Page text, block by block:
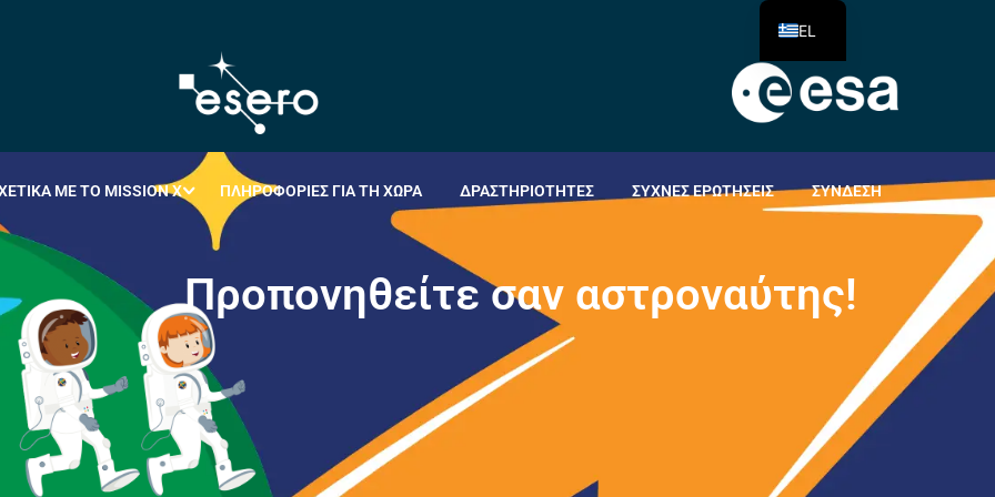
ΜΕ ΤΟ MISSION X ΠΛΗΡΟΦΟΡΊΕΣ ΓΙΑ ΤΗ ΧΏΡΑ ΔΡΑΣΤΗΡΙΌΤΗΤΕΣ ΣΥΧΝΈΣ ΕΡΩΤΉΣΕΙΣ ΣΎΝΔΕΣΗ
Προπονηθείτε σαν αστροναύτης!
EL